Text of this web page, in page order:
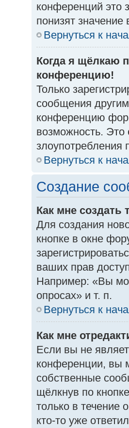
конференций это
понизят
Вернуться к
Когда я щёлкаю
конференцию!
Только
сообщения
конференцию
возможность. Это
злоупотребления
Вернуться к
Создание
Как мне создать
Для создания
кнопке в окне
ваших прав
Например: «Вы
опросах» и т. п.
Вернуться к
Как мне
Если вы не
конференции, вы
собственные
щёлкнув по
только в течение
кто-то уже